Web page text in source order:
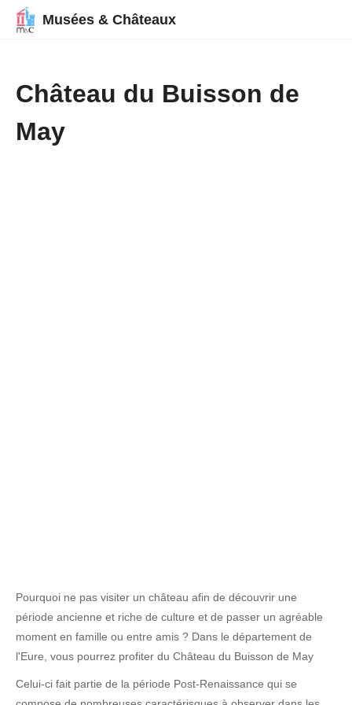
Musées & Châteaux
Château du Buisson de
May
Pourquoi ne pas visiter un château afin de découvrir une
période ancienne et riche de culture et de passer un agréable
moment en famille ou entre amis ? Dans le département de
l'Eure, vous pourrez profiter du Château du Buisson de May
Celui-ci fait partie de la période Post-Renaissance qui se